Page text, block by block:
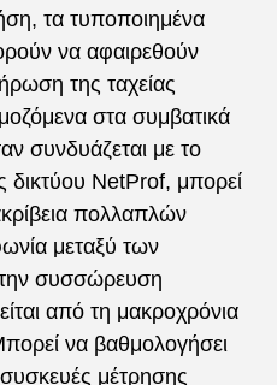
τα τυποποιημένα
να αφαιρεθούν
της ταχείας
στα συμβατικά
συνδυάζεται με το
δικτύου NetProf, μπορεί
πολλαπλών
μεταξύ των
συσσώρευση
από τη μακροχρόνια
να βαθμολογήσει
μέτρησης